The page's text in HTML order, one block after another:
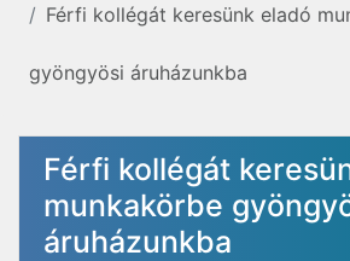
Férfi kollégát keresünk eladó
gyöngyösi áruházunkba
Férfi kollégát
munkakörbe
áruházunkba